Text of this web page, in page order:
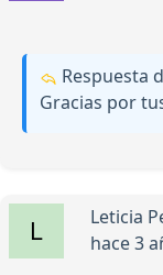
Respuesta
Gracias por
Leticia
hace 3